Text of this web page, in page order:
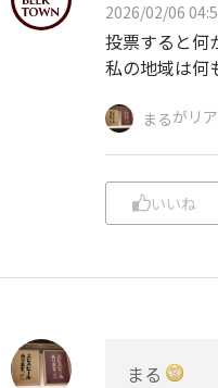
2026/02/06
投票すると何
私の地域は何
まるがリ
いいね
まる